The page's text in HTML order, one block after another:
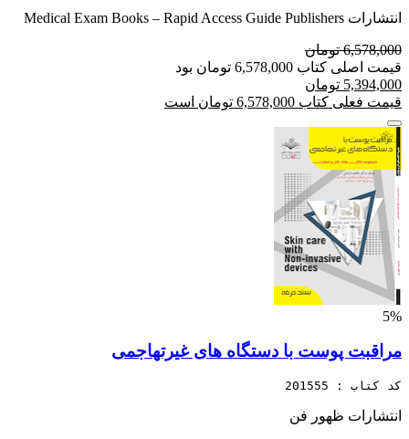
انتشارات Medical Exam Books – Rapid Access Guide Publishers
6,578,000 تومان
قیمت اصلی کتاب 6,578,000 تومان بود
5,394,000 تومان
قیمت فعلی کتاب 6,578,000 تومان است
5%
مراقبت پوست با دستگاه های غیرتهاجمی
کد کتاب : 201555
انتشارات ظهور فن